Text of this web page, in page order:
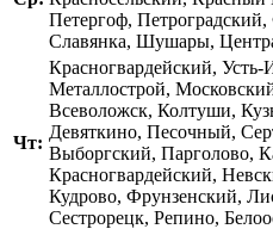
Петергоф,
Славянка, Шушары,
Чт:
Красногвардейский,
Металлострой,
Всеволожск, Колтуши,
Девяткино, Песочный,
Выборгский, Парголово,
Красногвардейский,
Кудрово, Фрунзенский,
Сестрорецк, Репино,